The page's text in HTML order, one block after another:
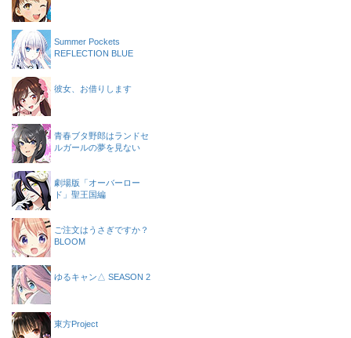
Summer Pockets
REFLECTION BLUE
彼女、お借りします
青春ブタ野郎はランドセ
ルガールの夢を見ない
劇場版「オーバーロー
ド」聖王国編
ご注文はうさぎですか？
BLOOM
ゆるキャン△ SEASON 2
東方Project